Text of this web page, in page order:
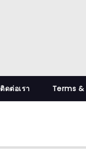
ติดต่อเรา Terms